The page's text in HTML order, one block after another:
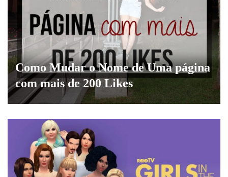
Como Mudar o Nome de Uma página
com mais de 200 Likes